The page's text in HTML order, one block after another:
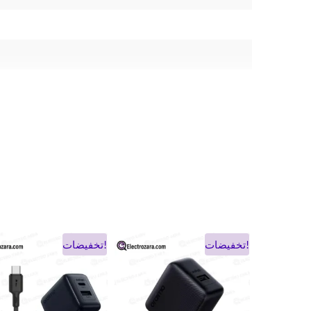
تخفيضات!
السعر
الأصلي
90 DH.
السعر
الحالي
هو:
75 DH.
تخفيضات!
السعر
الأصلي
هو:
60 DH.
السعر
الحالي